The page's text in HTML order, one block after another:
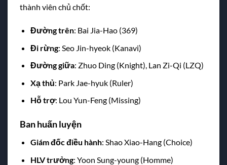
thành viên chủ chốt:
Đường trên: Bai Jia-Hao (369)
Đi rừng: Seo Jin-hyeok (Kanavi)
Đường giữa: Zhuo Ding (Knight), Lan Zi-Qi (LZQ)
Xạ thủ: Park Jae-hyuk (Ruler)
Hỗ trợ: Lou Yun-Feng (Missing)
Ban huấn luyện
Giám đốc điều hành: Shao Xiao-Hang (Choice)
HLV trưởng: Yoon Sung-young (Homme)